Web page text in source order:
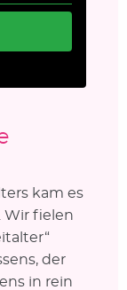
kam es
Wir fielen
der
in rein